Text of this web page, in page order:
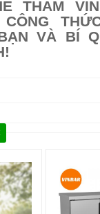
THĂM
CÔNG
VÀ BÍ